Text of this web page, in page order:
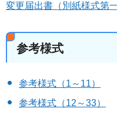
変更届出書（別紙様式第
参考様式
参考様式（1～11）
参考様式（12～33）